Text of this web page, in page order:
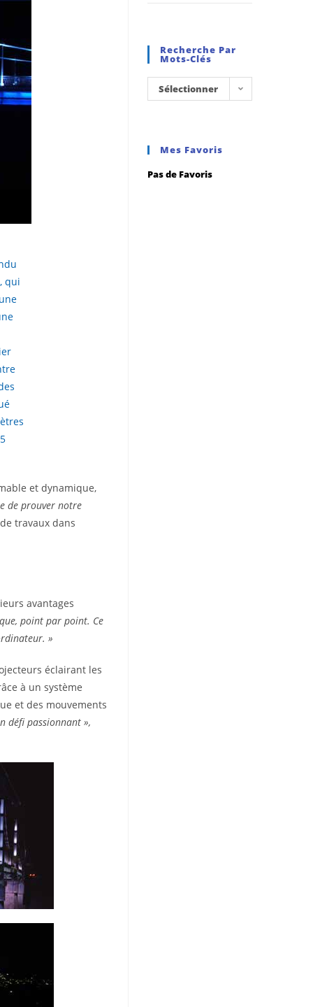
qui
et dynamique,
de prouver notre
travaux dans
avantages
point par point. Ce
»
éclairant les
à un système
et des mouvements
défi passionnant »,
Recherche Par
Mots-Clés
Sélectionner
Mes Favoris
Pas de Favoris